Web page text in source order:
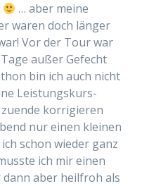
… aber meine
waren doch länger
Vor der Tour war
außer Gefecht
bin ich auch nicht
Leistungskurs-
korrigieren
nur einen kleinen
schon wieder ganz
ich mir einen
aber heilfroh als